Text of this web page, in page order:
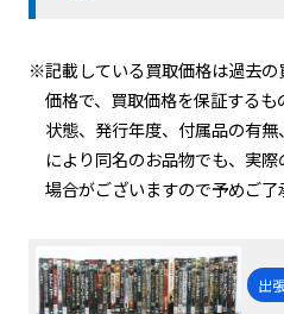
※記載している買取価格は過去
価格で、買取価格を保証する
状態、発行年度、付属品の有
により同名のお品物でも、実
場合がございますので予めご了
出